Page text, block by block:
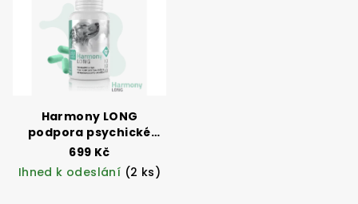
Harmony LONG
podpora psychické
pohody u psů
699 Kč
Ihned k odeslání (2 ks)